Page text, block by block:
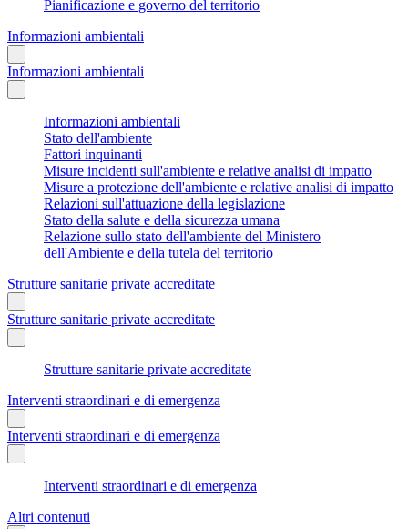
Pianificazione e governo del territorio
Informazioni ambientali
Informazioni ambientali
Informazioni ambientali
Stato dell'ambiente
Fattori inquinanti
Misure incidenti sull'ambiente e relative analisi di impatto
Misure a protezione dell'ambiente e relative analisi di impatto
Relazioni sull'attuazione della legislazione
Stato della salute e della sicurezza umana
Relazione sullo stato dell'ambiente del Ministero
dell'Ambiente e della tutela del territorio
Strutture sanitarie private accreditate
Strutture sanitarie private accreditate
Strutture sanitarie private accreditate
Interventi straordinari e di emergenza
Interventi straordinari e di emergenza
Interventi straordinari e di emergenza
Altri contenuti